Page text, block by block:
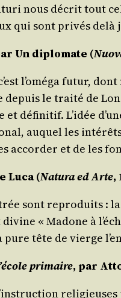
nous décrit tout
qui sont pri­vés
Un diplo­mate (
l’o­mé­ga futur,
le trai­té de
défi­ni­tif. L’i­dée
auquel les
accor­der et de les
Luca(Natu­ra ed Arte,
sont repro­duits : la
« Madone à
pure tête de vierge
pri­maire, par
reli­gieuses